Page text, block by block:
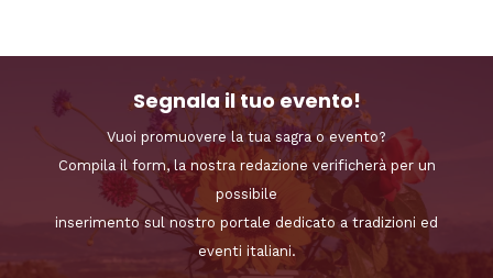
Segnala il tuo evento!
Vuoi promuovere la tua sagra o evento?
Compila il form, la nostra redazione verificherà per un
possibile
inserimento sul nostro portale dedicato a tradizioni ed
eventi italiani.